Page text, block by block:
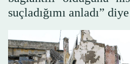
suçladığımı anladı”